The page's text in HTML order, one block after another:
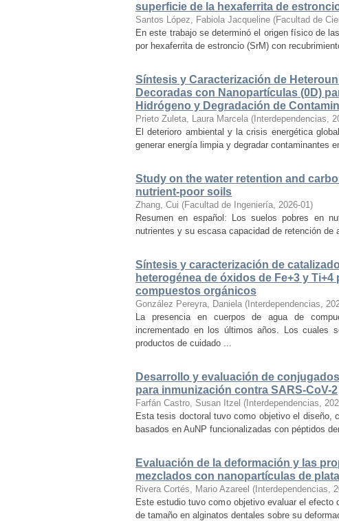
superficie de la hexaferrita de
Santos López, Fabiola Jacqueline (Facultad de
En este trabajo se determinó el origen físico de
por hexaferrita de estroncio (SrM) con
Síntesis y Caracterización de
Decoradas con Nanopartículas (0D)
Hidrógeno y Degradación de
Prieto Zuleta, Laura Marcela ( Interdependencias,
El deterioro ambiental y la crisis energética
generar energía limpia y degradar contaminantes
Study on the water retention and
nutrient-poor soils
Zhang, Cui (Facultad de Ingeniería, 2026-01)
Resumen en español: Los suelos pobres en
nutrientes y su escasa capacidad de retención
Síntesis y caracterización de
heterogénea de óxidos de Fe+3 y
compuestos orgánicos
González Pereyra, Daniela ( Interdependencias,
La presencia en cuerpos de agua de
incrementado en los últimos años. Los cuales
productos de cuidado ...
Desarrollo y evaluación de
para inmunización contra SARS-CoV-2
Farfán Castro, Susan Itzel ( Interdependencias,
Esta tesis doctoral tuvo como objetivo el diseño,
basados en AuNP funcionalizadas con péptidos
Evaluación de la deformación y las
mezclados con nanopartículas de plata
Rivera Cortés, Mario Azareel ( Interdependencias,
Este estudio tuvo como objetivo evaluar el efecto
de tamaño en alginatos dentales sobre su